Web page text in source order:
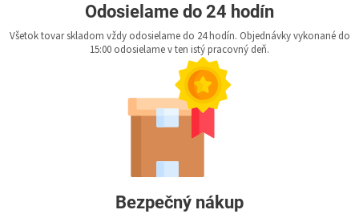
Odosielame do 24 hodín
Všetok tovar skladom vždy odosielame do 24 hodín. Objednávky vykonané do
15:00 odosielame v ten istý pracovný deň.
Bezpečný nákup